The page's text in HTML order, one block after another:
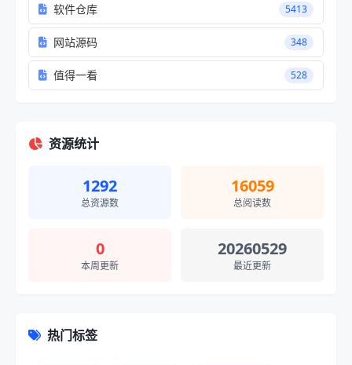
软件仓库 5413
网站源码 348
值得一看 528
资源统计
1292
总资源数
16059
总阅读数
0
本周更新
20260529
最近更新
热门标签